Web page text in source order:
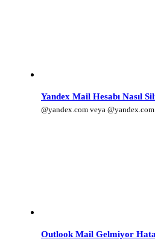
Yandex Mail Hesabı Nasıl
@yandex.com veya
Outlook Mail Gelmiyor